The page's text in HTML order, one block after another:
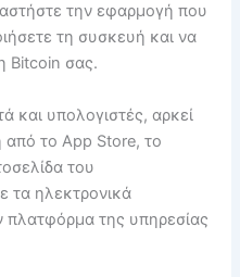
την εφαρμογή που
τη συσκευή και να
Bitcoin σας.
και υπολογιστές, αρκεί
το App Store, το
του
τα ηλεκτρονικά
πλατφόρμα της υπηρεσίας